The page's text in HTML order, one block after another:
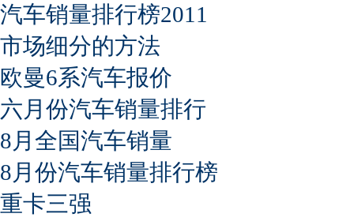
汽车销量排行榜2011
市场细分的方法
欧曼6系汽车报价
六月份汽车销量排行
8月全国汽车销量
8月份汽车销量排行榜
重卡三强